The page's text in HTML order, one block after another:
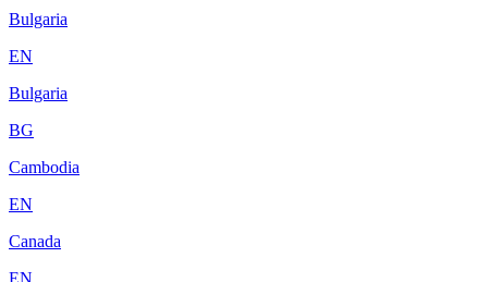
Bulgaria
EN
Bulgaria
BG
Cambodia
EN
Canada
EN